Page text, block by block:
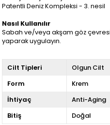
Patentli Deniz Kompleksi - 3. nesil
Nasıl Kullanılır
Sabah ve/veya akşam göz
yaparak uygulayın.
Cilt Tipleri
Olgun Cilt
Form
Krem
İhtiyaç
Anti-Aging
Bitiş
Doğal